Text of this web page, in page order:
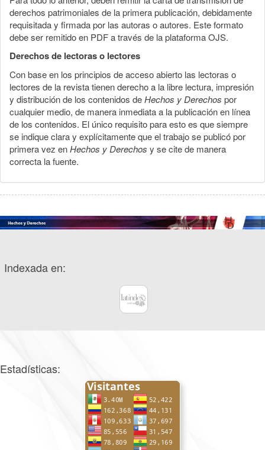
derechos patrimoniales de la primera publicación, debidamente
requisitada y firmada por las autoras o autores. Este formato
debe ser remitido en PDF a través de la plataforma OJS.
Derechos de lectoras o lectores
Con base en los principios de acceso abierto las lectoras o
lectores de la revista tienen derecho a la libre lectura, impresión
y distribución de los contenidos deHechos y Derechos por
cualquier medio, de manera inmediata a la publicación en línea
de los contenidos. El único requisito para esto es que siempre
se indique clara y explícitamente que el trabajo se publicó por
primera vez enHechos y Derechos y se cite de manera
correcta la fuente.
Indexada en:
Estadísticas: